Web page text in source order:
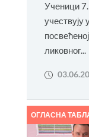
Ученици
учествују
ликовног...
ОГЛАСНА